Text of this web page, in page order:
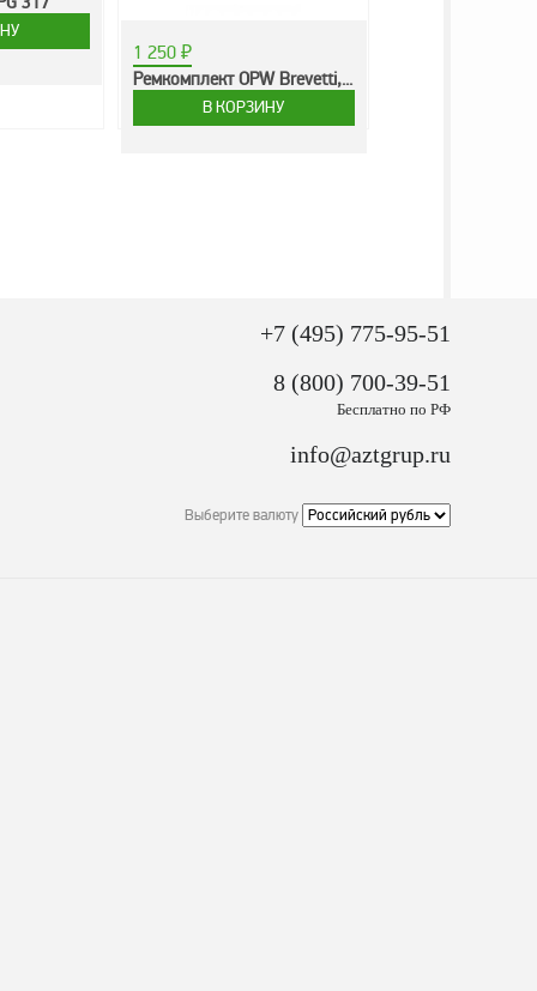
1 250 ₽
Ремкомплект OPW Brevetti,...
+7 (495) 775-95-51
8 (800) 700-39-51
Бесплатно по РФ
info@aztgrup.ru
Выберите валюту